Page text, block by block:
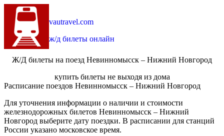
vautravel.com
ж/д билеты онлайн
Ж/Д билеты на поезд Невинномысск – Нижний Новгород
купить билеты не выходя из дома
Расписание поездов Невинномысск – Нижний Новгород
Для уточнения информации о наличии и стоимости
железнодорожных билетов Невинномысск – Нижний
Новгород выберите дату поездки. В расписании для станций
России указано московское время.